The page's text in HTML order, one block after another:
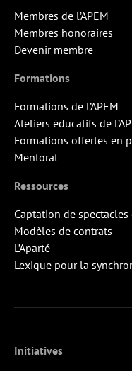
Membres de l’APEM
Membres honoraires
Devenir membre
Formations
Formations de l’APEM
Ateliers éducatifs de
Formations offertes en
Mentorat
Ressources
Captation de
Modèles de contrats
L’Aparté
Lexique pour la
Initiatives